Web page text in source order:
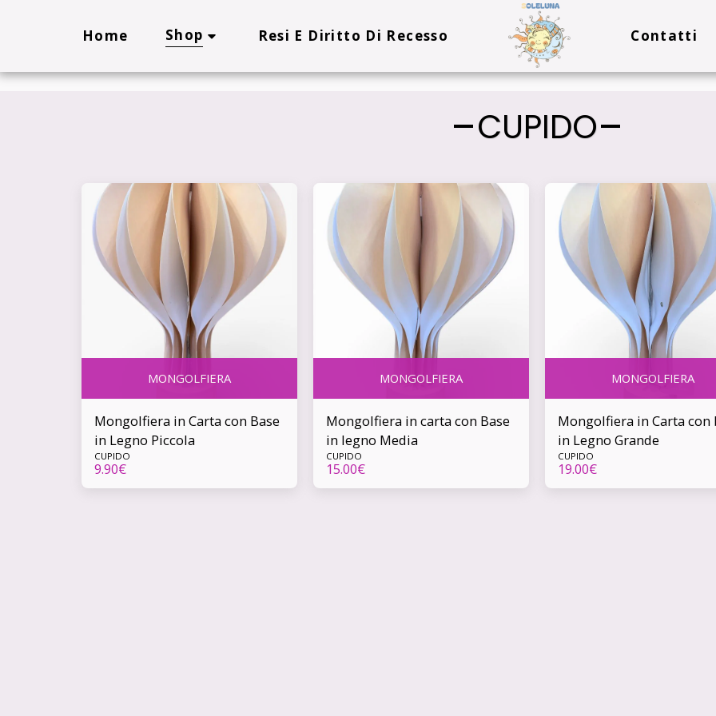
Home Shop Resi E Diritto Di Recesso Contatti
CUPIDO
MONGOLFIERA
Mongolfiera in Carta con Base
in Legno Piccola
CUPIDO
9.90€
MONGOLFIERA
Mongolfiera in carta con Base
in legno Media
CUPIDO
15.00€
MONGOLFIERA
Mongolfiera in Carta con
in Legno Grande
CUPIDO
19.00€